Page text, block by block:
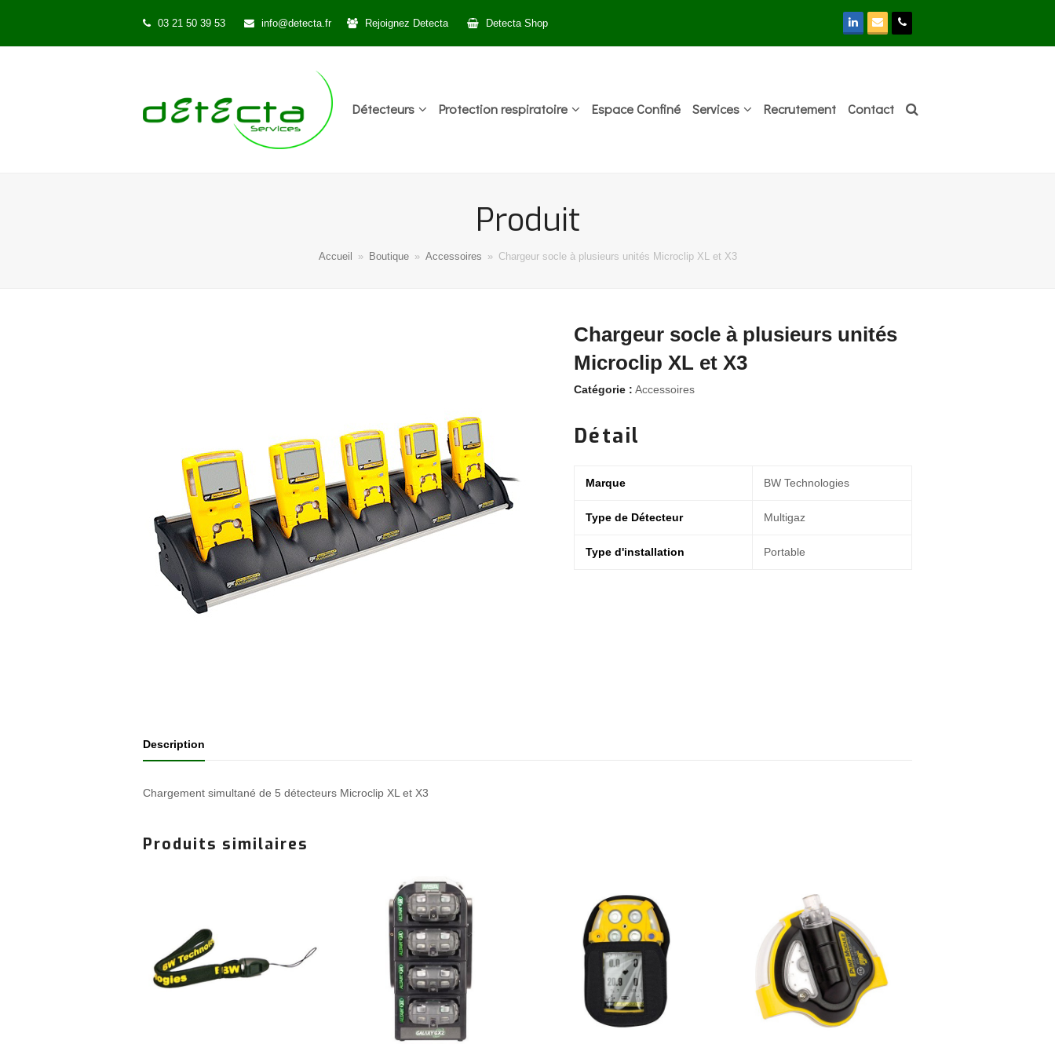
03 21 50 39 53 info@detecta.fr Rejoignez Detecta Detecta Shop LinkedIn
EmailPhone
Détecteurs Protection respiratoire Espace Confiné Services Recrutement Contact
Produit
Accueil » Boutique » Accessoires » Chargeur socle à plusieurs unités Microclip XL et X3
Chargeur socle à plusieurs unités
Microclip XL et X3
Catégorie : Accessoires
Détail
Marque BW Technologies
Type de Détecteur Multigaz
Type d'installation Portable
Description
Chargement simultané de 5 détecteurs Microclip XL et X3
Produits similaires